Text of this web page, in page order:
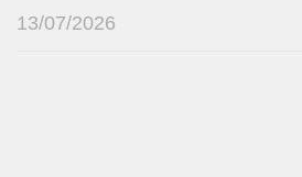
13/07/2026